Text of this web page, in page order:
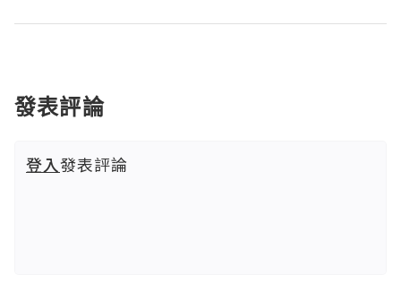
發表評論
登入發表評論